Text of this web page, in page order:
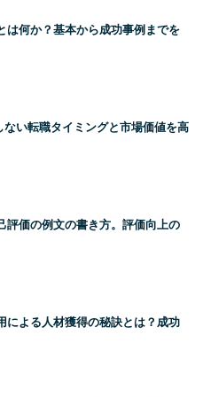
は何か？基本から成功事例までを
ない転職タイミングと市場価値を高
評価の例文の書き方。評価向上の
による人材獲得の秘訣とは？成功